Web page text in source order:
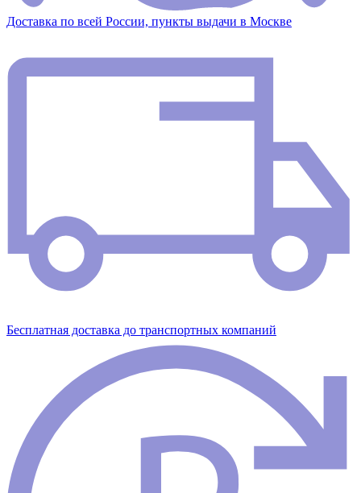
Доставка по всей России, пункты выдачи в Москве
Бесплатная доставка до транспортных компаний